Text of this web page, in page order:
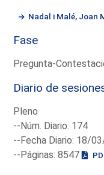
Nadal i Malé, Joan
Fase
Pregunta-
Diario de
Pleno
--Núm. Diario: 174
--Fecha Diario: 18/
--Páginas: 8547